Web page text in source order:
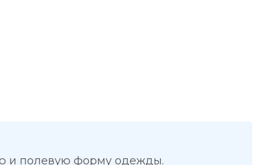
и полевую форму одежды.